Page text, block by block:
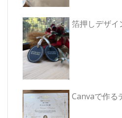
箔押しデザイ
Canvaで作る